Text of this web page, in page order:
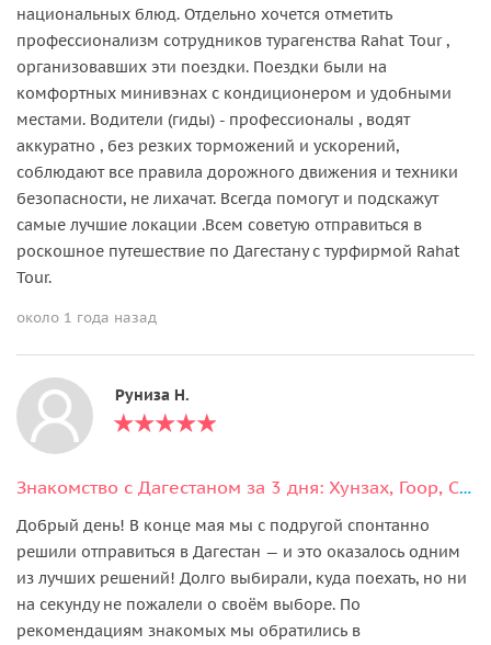
национальных блюд. Отдельно хочется отметить
профессионализм сотрудников турагенства Rahat Tour ,
организовавших эти поездки. Поездки были на
комфортных минивэнах с кондиционером и удобными
местами. Водители (гиды) - профессионалы , водят
аккуратно , без резких торможений и ускорений,
соблюдают все правила дорожного движения и техники
безопасности, не лихачат. Всегда помогут и подскажут
самые лучшие локации .Всем советую отправиться в
роскошное путешествие по Дагестану с турфирмой Rahat
Tour.
около 1 года назад
Руниза Н.
Знакомство с Дагестаном за 3 дня: Хунзах, Гоор, Сулакский каньон
Добрый день! В конце мая мы с подругой спонтанно
решили отправиться в Дагестан — и это оказалось одним
из лучших решений! Долго выбирали, куда поехать, но ни
на секунду не пожалели о своём выборе. По
рекомендациям знакомых мы обратились в